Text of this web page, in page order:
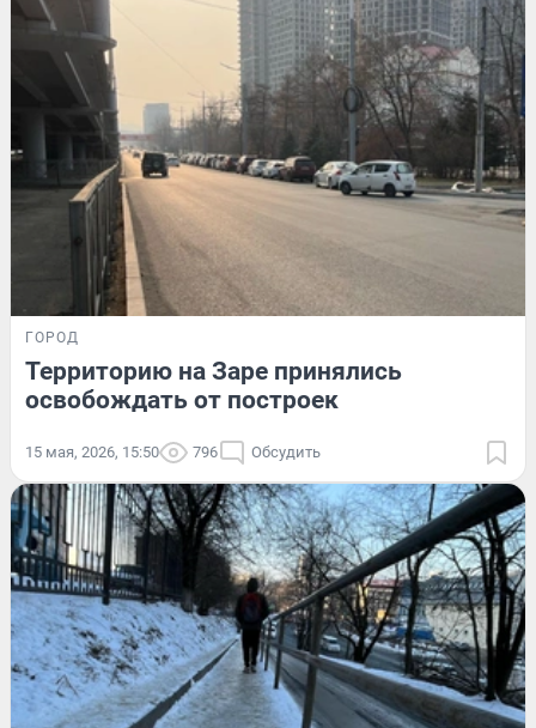
ГОРОД
Территорию на Заре принялись
освобождать от построек
15 мая, 2026, 15:50 796 Обсудить